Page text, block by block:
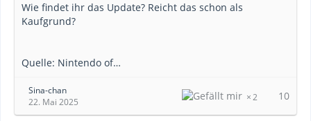
Wie findet ihr das Update? Reicht das schon als
Kaufgrund?
Quelle: Nintendo of…
Sina-chan
22. Mai 2025
2 10